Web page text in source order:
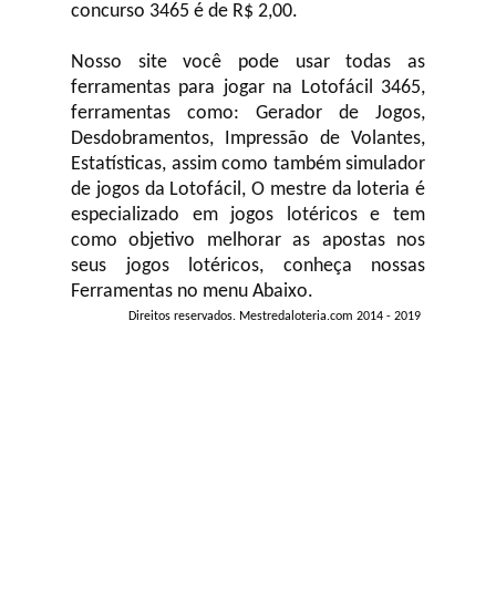
concurso 3465 é de R$ 2,00.
Nosso site você pode usar todas as
ferramentas para jogar na Lotofácil 3465,
ferramentas como: Gerador de Jogos,
Desdobramentos, Impressão de Volantes,
Estatísticas, assim como também simulador
de jogos da Lotofácil, O mestre da loteria é
especializado em jogos lotéricos e tem
como objetivo melhorar as apostas nos
seus jogos lotéricos, conheça nossas
Ferramentas no menu Abaixo.
Direitos reservados. Mestredaloteria.com 2014 - 2019